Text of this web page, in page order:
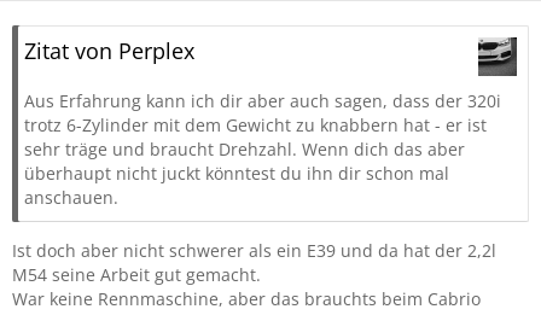
Zitat von Perplex
Aus Erfahrung kann ich dir aber auch sagen, dass der 320i
trotz 6-Zylinder mit dem Gewicht zu knabbern hat - er ist
sehr träge und braucht Drehzahl. Wenn dich das aber
überhaupt nicht juckt könntest du ihn dir schon mal
anschauen.
Ist doch aber nicht schwerer als ein E39 und da hat der 2,2l
M54 seine Arbeit gut gemacht.
War keine Rennmaschine, aber das brauchts beim Cabrio